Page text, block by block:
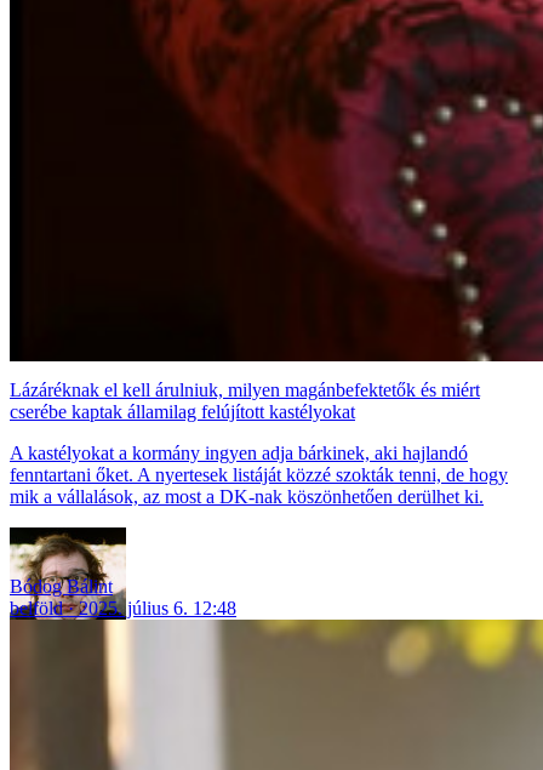
Lázáréknak el kell árulniuk, milyen magánbefektetők és miért
cserébe kaptak államilag felújított kastélyokat
A kastélyokat a kormány ingyen adja bárkinek, aki hajlandó
fenntartani őket. A nyertesek listáját közzé szokták tenni, de hogy
mik a vállalások, az most a DK-nak köszönhetően derülhet ki.
Bódog Bálint
belföld
2025. július 6. 12:48